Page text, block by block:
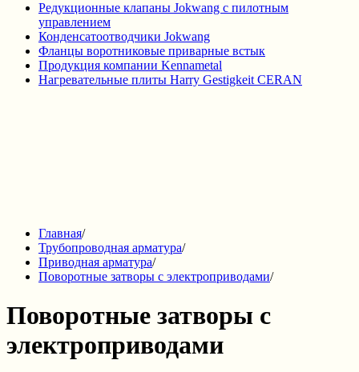
Редукционные клапаны Jokwang с пилотным
управлением
Конденсатоотводчики Jokwang
Фланцы воротниковые приварные встык
Продукция компании Kennametal
Нагревательные плиты Harry Gestigkeit CERAN
Главная/
Трубопроводная арматура/
Приводная арматура/
Поворотные затворы с электроприводами/
Поворотные затворы с
электроприводами